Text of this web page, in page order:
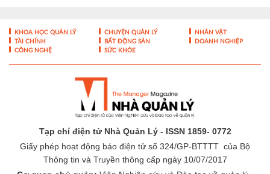
KHOA HỌC QUẢN LÝ CHUYỆN QUẢN LÝ
NHÂN VẬT
TÀI CHÍNH
BẤT ĐỘNG SẢN
DOANH NGHIỆP
CÔNG NGHỆ
SỨC KHỎE
Tạp chí điện tử Nhà Quản Lý - ISSN 1859- 0772
Giấy phép hoạt động báo điện tử số 324/GP-BTTTT của Bộ
Thông tin và Truyền thông cấp ngày 10/07/2017